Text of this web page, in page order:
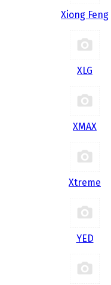
Xiong Feng
XLG
XMAX
Xtreme
YED